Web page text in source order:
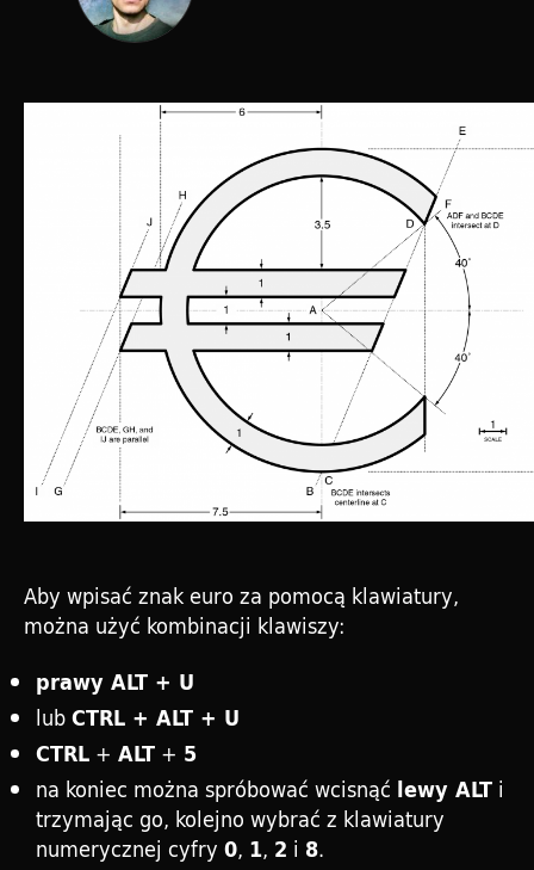
Aby wpisać znak euro za pomocą klawiatury,
można użyć kombinacji klawiszy:
prawy ALT + U
lubCTRL + ALT + U
CTRL + ALT + 5
na koniec można spróbować wcisnąć lewy ALT i
trzymając go, kolejno wybrać z klawiatury
numerycznej cyfry 0, 1, 2 i 8.